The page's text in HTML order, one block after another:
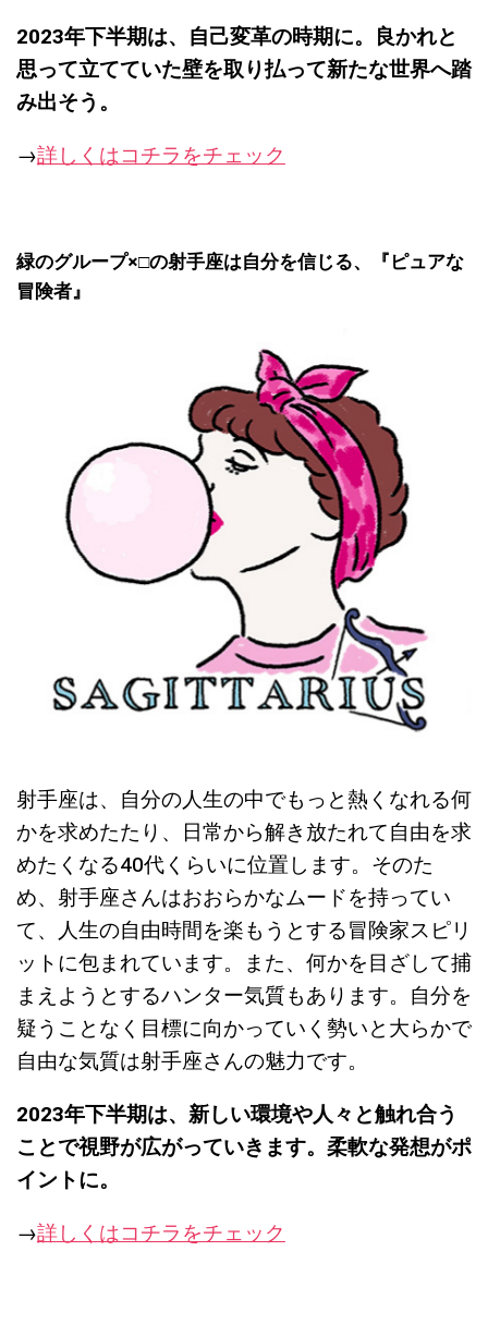
2023年下半期は、 自己変革の時期に。良かれと
思って立てていた壁を取り払って新たな世界へ踏
み出そう。
→詳しくはコチラをチェック
緑のグループ×□の射手座は自分を信じる、『ピュアな
冒険者』
射手座は、自分の人生の中でもっと熱くなれる何
かを求めたたり、日常から解き放たれて自由を求
めたくなる40代くらいに位置します。そのた
め、射手座さんはおおらかなムードを持ってい
て、人生の自由時間を楽もうとする冒険家スピリ
ットに包まれています。また、何かを目ざして捕
まえようとするハンター気質もあります。自分を
疑うことなく目標に向かっていく勢いと大らかで
自由な気質は射手座さんの魅力です。
2023年下半期は、新しい環境や人々と触れ合う
ことで視野が広がっていきます。 柔軟な発想がポ
イントに。
→詳しくはコチラをチェック